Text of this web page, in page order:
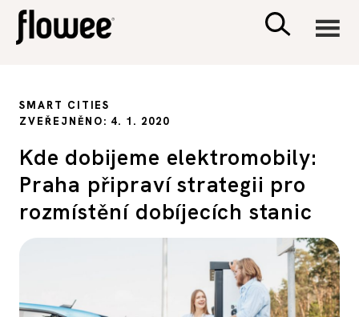
PSYCHOLOGIE
SEX A VZTAHY
SMART CITIES
ZVEŘEJNĚNO: 4. 1. 2020
Kde dobijeme elektromobily:
Praha připraví strategii pro
rozmístění dobíjecích stanic